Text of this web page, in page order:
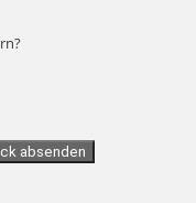
absenden